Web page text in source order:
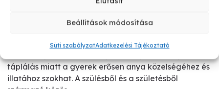
Beállítások módosítása
Süti szabályzatAdatkezelési Tájékoztató
Apa is altathatná a gyereket Apa is altathatná a
sok anyuka örülne, ha a gyerek elfogadná, hogy Apa
táplálás miatt a gyerek erősen anya közelségéhez és
illatához szokhat. A szülésből és a születésből